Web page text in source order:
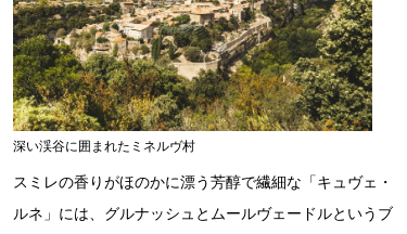
深い渓谷に囲まれたミネルヴ村
スミレの香りがほのかに漂う芳醇で繊細な「キュヴェ・
ルネ」には、グルナッシュとムールヴェードルというブ